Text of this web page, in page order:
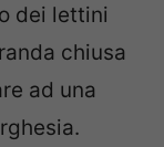
dei lettini
chiusa
ad una